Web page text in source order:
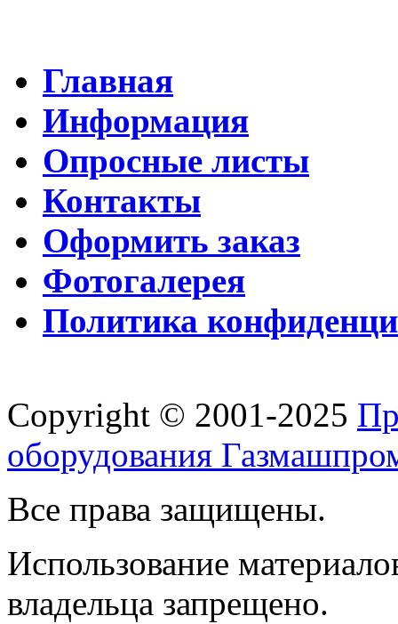
Главная
Информация
Опросные листы
Контакты
Оформить заказ
Фотогалерея
Политика
Copyright © 2001-2025
оборудования
Все права защищены.
Использование
владельца запрещено.